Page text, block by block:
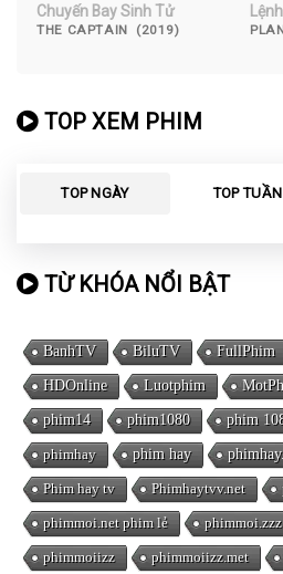
Chuyến Bay Sinh Tử
THE CAPTAIN (2019)
TOP XEM PHIM
TOP NGÀY TOP TUẦN
TỪ KHÓA NỔI BẬT
BanhTV BiluTV FullPhim
HDOnline Luotphim
phim14 phim1080 phim
phimhay phim hay
Phim hay tv Phimhaytvv.net
phimmoi.net phim lẻ phimmoi.zzz
phimmoiizz phimmoiizz.met